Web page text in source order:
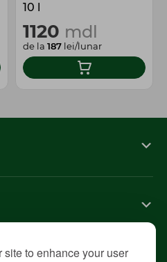
to enhance your user
10 l
1120 mdl
de la 187 lei/lunar